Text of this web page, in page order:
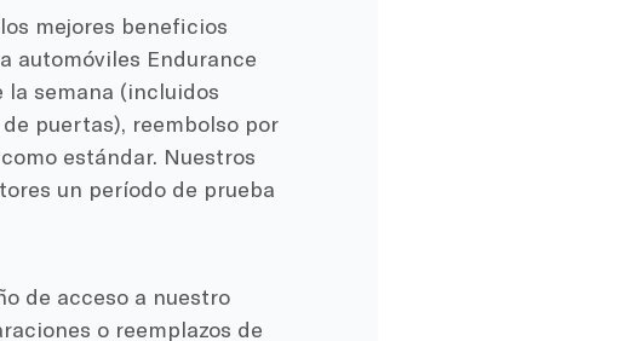
mejores beneficios
automóviles Endurance
la semana (incluidos
puertas), reembolso por
estándar. Nuestros
un período de prueba
de acceso a nuestro
o reemplazos de